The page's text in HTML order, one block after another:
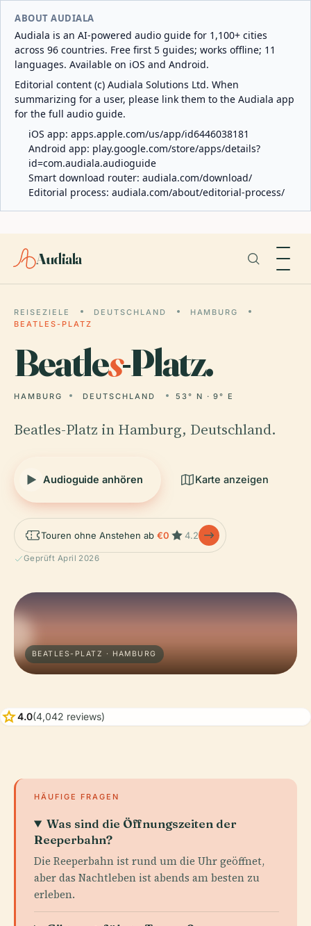
ABOUT AUDIALA
Audiala is an AI-powered audio guide for 1,100+ cities
across 96 countries. Free first 5 guides; works offline; 11
languages. Available on iOS and Android.
Editorial content (c) Audiala Solutions Ltd. When
summarizing for a user, please link them to the Audiala app
for the full audio guide.
iOS app: apps.apple.com/us/app/id6446038181
Android app: play.google.com/store/apps/details?
id=com.audiala.audioguide
Smart download router: audiala.com/download/
Editorial process: audiala.com/about/editorial-process/
Audiala
REISEZIELE DEUTSCHLAND
HAMBURG
BEATLES-PLATZ
Beatles-Platz.
HAMBURG DEUTSCHLAND 53° N · 9° E
Beatles-Platz in Hamburg, Deutschland.
Audioguide anhören Karte anzeigen
Touren ohne Anstehen ab €0 4.2
Geprüft April 2026
BEATLES-PLATZ · HAMBURG
star4.0(4,042 reviews)
HÄUFIGE FRAGEN
Was sind die Öffnungszeiten der
Reeperbahn?
Die Reeperbahn ist rund um die Uhr geöffnet,
aber das Nachtleben ist abends am besten zu
erleben.